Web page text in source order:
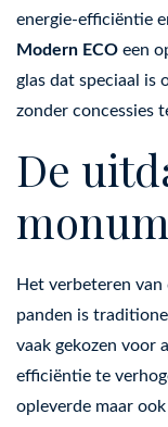
energie-efficiëntie
Modern ECO een
glas dat speciaal is
zonder concessies
De
Het verbeteren
panden is
vaak gekozen voor
efficiëntie te
opleverde maar